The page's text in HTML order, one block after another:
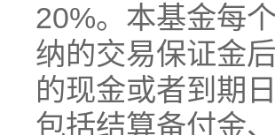
20%。本基金每
纳的交易保证金
的现金或者到期
包括结算备付金